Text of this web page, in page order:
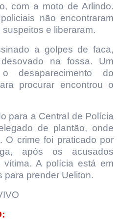
com a moto de Arlindo.
não encontraram
e liberaram.
a golpes de faca,
na fossa. Um
desaparecimento do
procurar encontrou o
para a Central de Polícia
de plantão, onde
O crime foi praticado por
após os acusados
A polícia está em
para prender Ueliton.